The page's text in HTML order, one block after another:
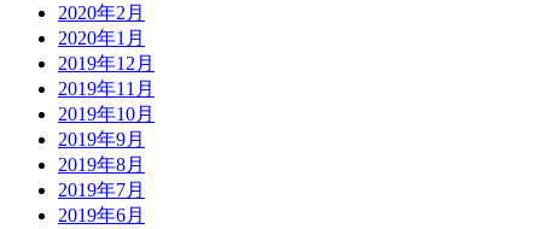
2020年2月
2020年1月
2019年12月
2019年11月
2019年10月
2019年9月
2019年8月
2019年7月
2019年6月